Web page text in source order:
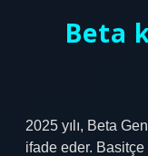
Beta
2025 yılı, Beta
ifade eder. Basitçe